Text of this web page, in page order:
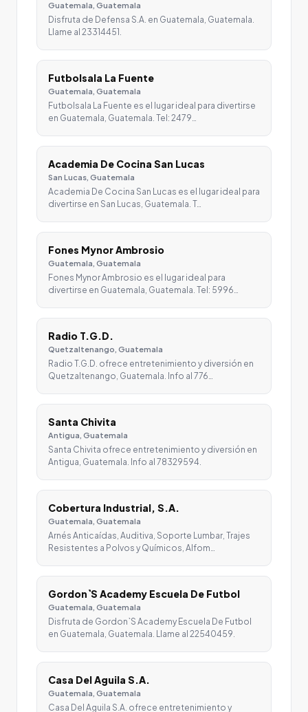
Guatemala, Guatemala
Disfruta de Defensa S.A. en Guatemala, Guatemala.
Llame al 23314451.
Futbolsala La Fuente
Guatemala, Guatemala
Futbolsala La Fuente es el lugar ideal para divertirse
en Guatemala, Guatemala. Tel: 2479…
Academia De Cocina San Lucas
San Lucas, Guatemala
Academia De Cocina San Lucas es el lugar ideal para
divertirse en San Lucas, Guatemala. T…
Fones Mynor Ambrosio
Guatemala, Guatemala
Fones Mynor Ambrosio es el lugar ideal para
divertirse en Guatemala, Guatemala. Tel: 5996…
Radio T.G.D.
Quetzaltenango, Guatemala
Radio T.G.D. ofrece entretenimiento y diversión en
Quetzaltenango, Guatemala. Info al 776…
Santa Chivita
Antigua, Guatemala
Santa Chivita ofrece entretenimiento y diversión en
Antigua, Guatemala. Info al 78329594.
Cobertura Industrial, S.A.
Guatemala, Guatemala
Arnés Anticaídas, Auditiva, Soporte Lumbar, Trajes
Resistentes a Polvos y Químicos, Alfom…
Gordon`S Academy Escuela De Futbol
Guatemala, Guatemala
Disfruta de Gordon`S Academy Escuela De Futbol
en Guatemala, Guatemala. Llame al 22540459.
Casa Del Aguila S.A.
Guatemala, Guatemala
Casa Del Aguila S.A. ofrece entretenimiento y